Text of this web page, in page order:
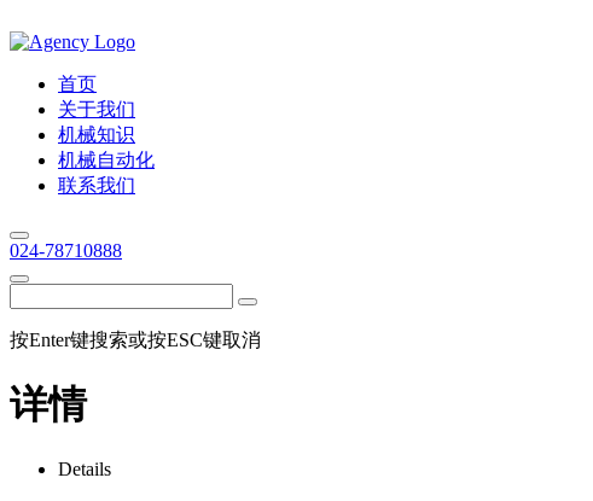
首页
关于我们
机械知识
机械自动化
联系我们
024-78710888
按Enter键搜索或按ESC键取消
详情
Details